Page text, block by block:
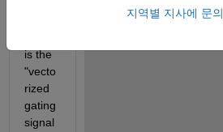
is the
"vecto
rized
gating
signal
지역별 지사에 문의